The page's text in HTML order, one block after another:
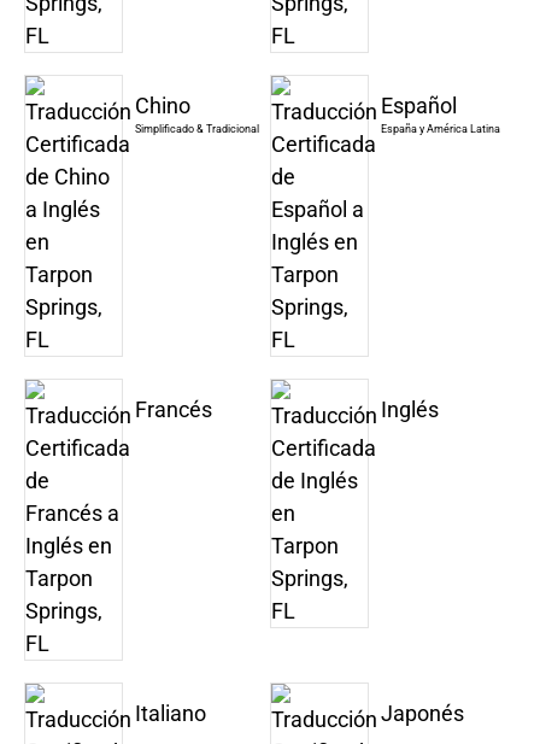
Chino
Simplificado & Tradicional
Español
España y América Latina
Francés Inglés
Italiano Japonés